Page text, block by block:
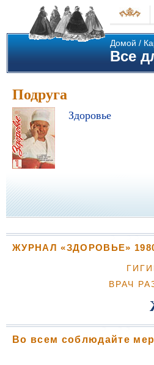
Домой /
Все
Подруга
Здоровье
ЖУРНАЛ «ЗДОРОВЬЕ»
ВРАЧ
Во всем соблюдайте